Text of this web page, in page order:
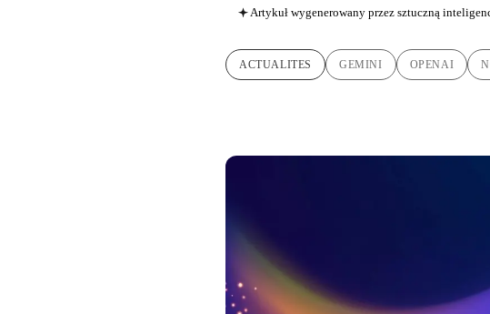
Artykuł wygenerowany przez sztuczną
ACTUALITES GEMINI OPENAI